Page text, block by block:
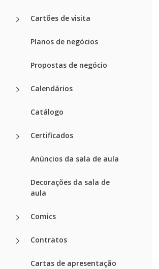
Cartões de visita
Planos de negócios
Propostas de negócio
Calendários
Catálogo
Certificados
Anúncios da sala de aula
Decorações da sala de
aula
Comics
Contratos
Cartas de apresentação